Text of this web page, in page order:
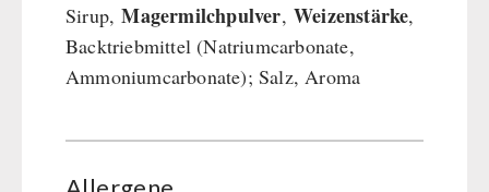
Sirup,Magermilchpulver,Weizenstärke,
Backtriebmittel (Natriumcarbonate,
Ammoniumcarbonate); Salz, Aroma